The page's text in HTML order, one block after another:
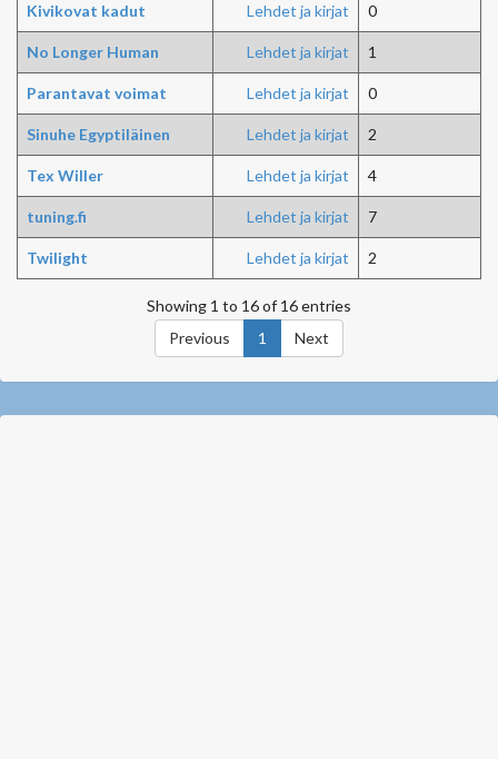
Kivikovat kadut Lehdet ja kirjat 0
No Longer Human Lehdet ja kirjat 1
Parantavat voimat Lehdet ja kirjat 0
Sinuhe Egyptiläinen Lehdet ja kirjat 2
Tex Willer Lehdet ja kirjat 4
tuning.fi Lehdet ja kirjat 7
Twilight Lehdet ja kirjat 2
Showing 1 to 16 of 16 entries
Previous
1 Next